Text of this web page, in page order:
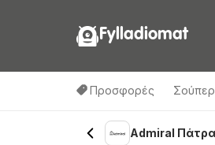
Fylladiomat
Προσφορές
Admiral Πάτρα